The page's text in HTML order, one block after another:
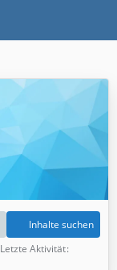
Inhalte suchen
Letzte Aktivität